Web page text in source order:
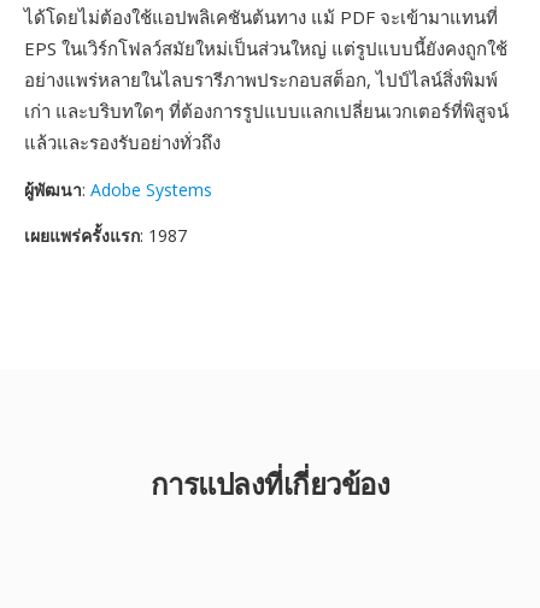
ได้โดยไม่ต้องใช้แอปพลิเคชันต้นทาง แม้ PDF จะเข้ามาแทนที่
EPS ในเวิร์กโฟลว์สมัยใหม่เป็นส่วนใหญ่ แต่รูปแบบนี้ยังคงถูกใช้
อย่างแพร่หลายในไลบรารีภาพประกอบสต็อก, ไปป์ไลน์สิ่งพิมพ์
เก่า และบริบทใดๆ ที่ต้องการรูปแบบแลกเปลี่ยนเวกเตอร์ที่พิสูจน์
แล้วและรองรับอย่างทั่วถึง
ผู้พัฒนา: Adobe Systems
เผยแพร่ครั้งแรก: 1987
การแปลงที่เกี่ยวข้อง